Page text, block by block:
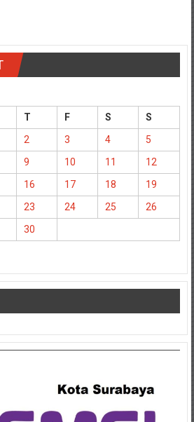
T F S
S
2 3 4
5
9 10 11
12
16 17 18
19
23 24 25
26
30